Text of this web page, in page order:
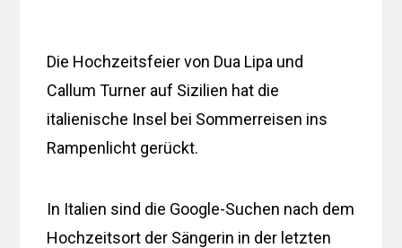
Die Hochzeitsfeier von Dua Lipa und
Callum Turner auf Sizilien hat die
italienische Insel bei Sommerreisen ins
Rampenlicht gerückt.
In Italien sind die Google-Suchen nach dem
Hochzeitsort der Sängerin in der letzten